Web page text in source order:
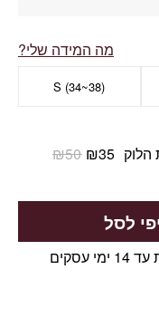
מה המידה שלי?
S (34~38)
₪50 ₪35
לסל
עסקים